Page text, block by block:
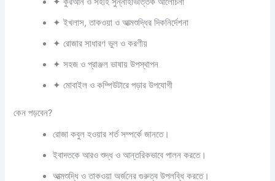
✦ ইখলাস, তাকওয়া ও আত্মশুদ্ধির দিকনির্দেশনা
✦ রোজার সাধারণ ভুল ও করণীয়
✦ সহজ ও প্রাঞ্জল ভাষায় উপস্থাপন
✦ মোবাইল ও কম্পিউটারে পড়ার উপযোগী
কেন পড়বেন?
রোজা কবুল হওয়ার শর্ত সম্পর্কে জানতে।
ইবাদতকে আরও শুদ্ধ ও আন্তরিকভাবে পালন করতে।
আত্মশুদ্ধি ও তাকওয়া অর্জনের গুরুত্ব উপলব্ধি করতে।